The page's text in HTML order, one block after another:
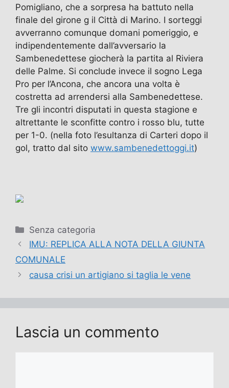
Pomigliano, che a sorpresa ha battuto nella
finale del girone g il Città di Marino. I sorteggi
avverranno comunque domani pomeriggio, e
indipendentemente dall’avversario la
Sambenedettese giocherà la partita al Riviera
delle Palme. Si conclude invece il sogno Lega
Pro per l’Ancona, che ancora una volta è
costretta ad arrendersi alla Sambenedettese.
Tre gli incontri disputati in questa stagione e
altrettante le sconfitte contro i rosso blu, tutte
per 1-0. (nella foto l’esultanza di Carteri dopo il
gol, tratto dal sito www.sambenedettoggi.it)
Categorie
Senza categoria
IMU: REPLICA ALLA NOTA DELLA GIUNTA
COMUNALE
causa crisi un artigiano si taglia le vene
Lascia un commento